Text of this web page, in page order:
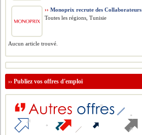
›› Monoprix recrute des Collaborateurs
Toutes les régions, Tunisie
Aucun article trouvé.
››Publiez vos offres d'emploi